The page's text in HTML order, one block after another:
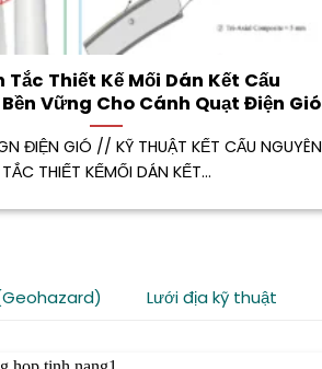
Tắc Thiết Kế Mối Dán Kết Cấu
Vững Cho Cánh Quạt Điện Gió
ĐIỆN GIÓ // KỸ THUẬT KẾT CẤU NGUYÊN
TẮC THIẾT KẾMỐI DÁN KẾT...
Lưới địa kỹ thuật